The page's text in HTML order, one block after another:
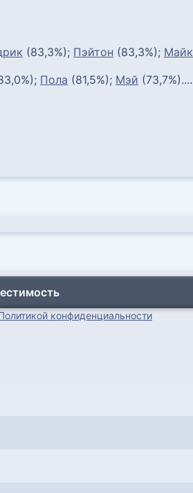
(83,3%); Пэйтон (83,3%); Майк
Пола (81,5%); Мэй (73,7%)....
конфиденциальности